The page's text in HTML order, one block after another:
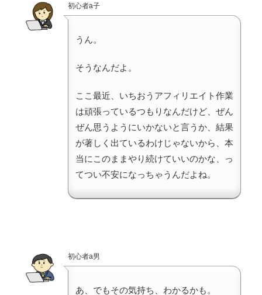
初心者a子
うん。
そうなんだよ。
ここ最近、いちおうアフィリエイト作業
は頑張っているつもりなんだけど、ぜん
ぜん思うようにいかないと言うか、結果
が著しく出ているわけじゃないから、本
当にこのままやり続けていいのかな、っ
てつい不安になっちゃうんだよね。
初心者a男
あ、でもその気持ち、わかるかも。